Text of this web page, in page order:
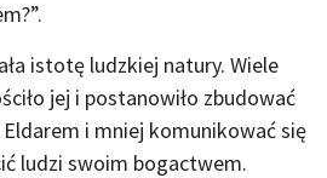
istotę ludzkiej natury. Wiele
jej i postanowiło zbudować
i mniej komunikować się
ludzi swoim bogactwem.